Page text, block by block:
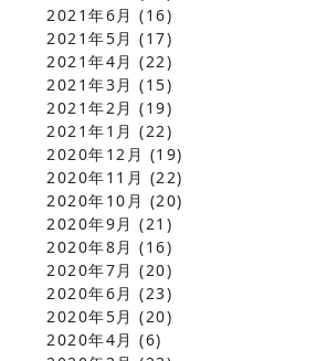
2021年6月 (16)
2021年5月 (17)
2021年4月 (22)
2021年3月 (15)
2021年2月 (19)
2021年1月 (22)
2020年12月 (19)
2020年11月 (22)
2020年10月 (20)
2020年9月 (21)
2020年8月 (16)
2020年7月 (20)
2020年6月 (23)
2020年5月 (20)
2020年4月 (6)